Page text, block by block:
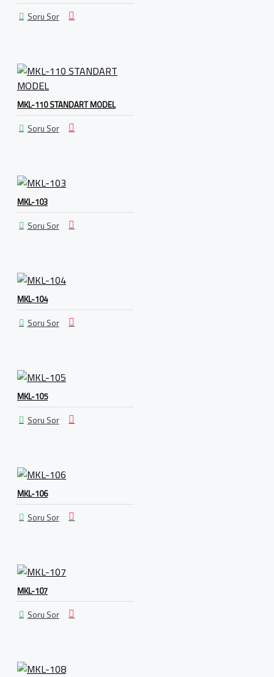
Soru Sor
MKL-110 STANDART MODEL
Soru Sor
MKL-103
Soru Sor
MKL-104
Soru Sor
MKL-105
Soru Sor
MKL-106
Soru Sor
MKL-107
Soru Sor